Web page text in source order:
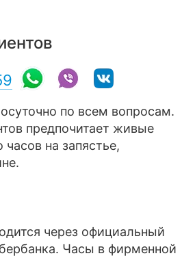
по всем вопросам.
предпочитает живые
на запястье,
через официальный
Часы в фирменной